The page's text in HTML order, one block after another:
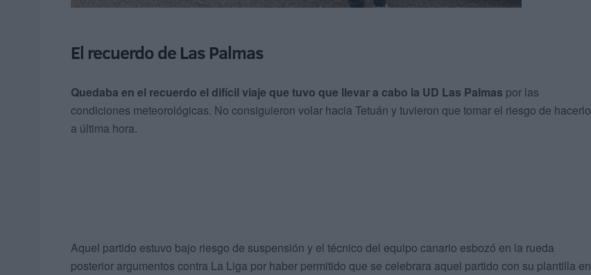
El recuerdo de Las Palmas
Quedaba en el recuerdo el difícil viaje que tuvo que llevar a cabo la UD Las Palmas por las
condiciones meteorológicas. No consiguieron volar hacia Tetuán y tuvieron que tomar el riesgo de hacerlo
a última hora.
Aquel partido estuvo bajo riesgo de suspensión y el técnico del equipo canario esbozó en la rueda
posterior argumentos contra La Liga por haber permitido que se celebrara aquel partido con su plantilla en